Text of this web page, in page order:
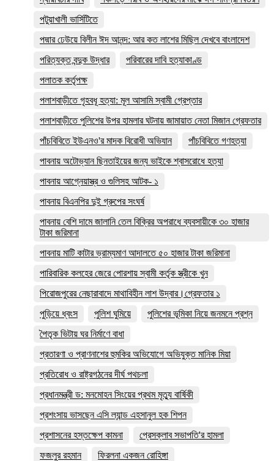
পটুয়াখালী ভার্সিটিতে
পদ্মার ঢেউয়ে বিলীন ঈদ আনন্দ: আর কত লাশের মিছিল দেখবে বাংলাদেশ
পরিত্যক্ত বন্দুক উদ্ধার
পরিবারের দাবি হত্যাকাণ্ড
পলাতক কর্তৃপক্ষ
পলাশবাড়ীতে গৃহবধূ হত্যা: মূল আসামি স্বামী গ্রেপ্তার
পলাশবাড়ীতে পুলিশের উপর হামলার ঘটনায় জামায়াত নেতা মিজান গ্রেফতার
পাঁচবিবিতে ইউএনও'র মাদক বিরোধী অভিযান
পাঁচবিবিতে গণহত্যা
পাবনায় অটোভ্যান ছিনতাইয়ের জন্য ভাইকে শ্বাসরোধে হত্যা
পাবনায় আগ্নেয়াস্ত্র ও গুলিসহ আটক- ১
পাবনায় বিএনপির দুই গ্রুপের সংঘর্ষ
পাবনায় বেশি দামে জালানি তেল বিক্রির অপরাধে ব্যবসায়ীকে ৩০ হাজার
টাকা জরিমানা
পাবনায় মাটি কাটার ভ্রাম্যমাণ আদালতে ৫০ হাজার টাকা জরিমানা
পারিবারিক কলহের জেরে পোরশায় স্বামী কর্তৃক স্ত্রীকে খুন
পিরোজপুরের নেছারাবাদে মাথাবিহীন লাশ উদ্বার।গ্রেফতার ১
পুড়িয়ে ধ্বংস
পুলিশ ঘুমিয়ে
পুলিশের ভূমিকা নিয়ে জনমনে প্রশ্ন
পৈতৃক ভিটায় ঘর নির্মাণে বাধা
প্রতারণা ও প্রাণনাশের হুমকির অভিযোগে অভিযুক্ত মানিক মিয়া
প্রতিরোধ ও রাষ্ট্রগঠনের দীর্ঘ পথচলা
প্রধানমন্ত্রী ড: মনমোহন সিংয়ের প্রথম মৃত্যু বার্ষিকী
প্রশংসায় ভাসছেন এসি ল্যান্ড এহসানুল হক শিপন
প্রশাসনের হস্তক্ষেপ কামনা
প্রেসক্লাব সভাপতি'র হামলা
ফজলুর রহমান
ফিরলনা একজন রোহিঙ্গা